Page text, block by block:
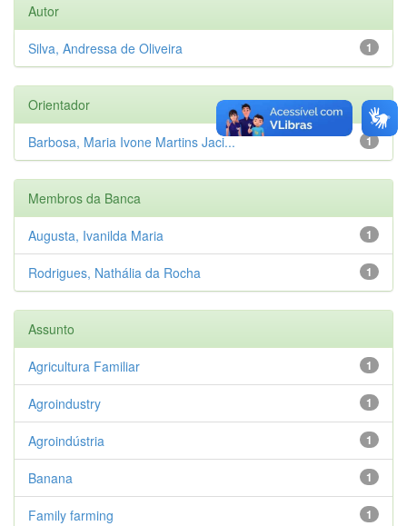
Autor
1
Silva, Andressa de Oliveira
Orientador
1
Barbosa, Maria Ivone Martins Jaci...
Membros da Banca
1
Augusta, Ivanilda Maria
1
Rodrigues, Nathália da Rocha
Assunto
1
Agricultura Familiar
1
Agroindustry
1
Agroindústria
1
Banana
1
Family farming